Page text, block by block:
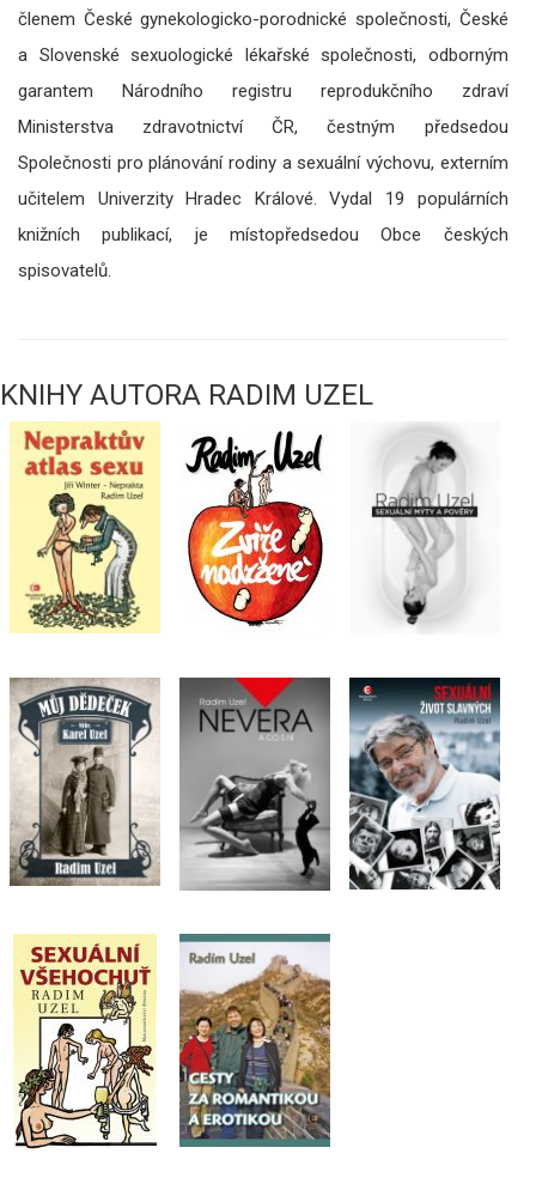
členem České gynekologicko-porodnické společnosti, České
a Slovenské sexuologické lékařské společnosti, odborným
garantem Národního registru reprodukčního zdraví
Ministerstva zdravotnictví ČR, čestným předsedou
Společnosti pro plánování rodiny a sexuální výchovu, externím
učitelem Univerzity Hradec Králové. Vydal 19 populárních
knižních publikací, je místopředsedou Obce českých
spisovatelů.
KNIHY AUTORA RADIM UZEL